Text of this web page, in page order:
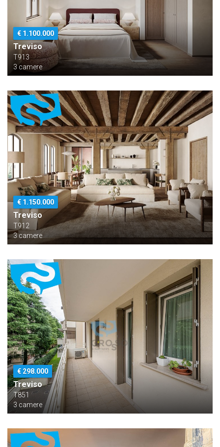
€ 1.100.000
Treviso
T913
3 camere
€ 1.150.000
Treviso
T912
3 camere
€ 298.000
Treviso
T851
3 camere